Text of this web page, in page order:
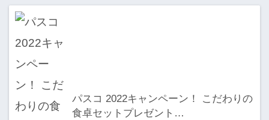
パスコ 2022キャンペーン！ こだわりの
食卓セットプレゼント…